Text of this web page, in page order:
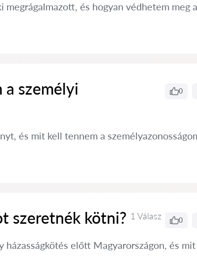
és hogyan védhetem meg
személyi
0
és mit kell tennem a
szeretnék kötni? 1 Válasz 0
előtt Magyarországon, és